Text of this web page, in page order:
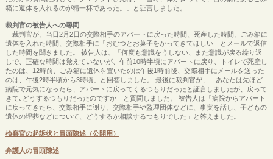
箱に遺体を入れるのが精一杯であった。」と証言しました。
裁判官の被告人への尋問
裁判官が、当日2月2日の交際相手のアパートに戻った時間、死産した時間、ごみ箱に
遺体を入れた時間、交際相手に「おむつとお菓子をかってきてほしい」とメールで返信
した時間を聞きました。 被告人は、「何度も意識をうしない、また意識が戻る繰り返
しで、正確な時間は覚えていないが、午前10時半頃にアパートに戻り、トイレで死産し
たのは、12時前、ごみ箱に遺体を置いたのは午後1時前後、交際相手にメールを送った
のは、午後2時半頃から3時頃」と回答しました。 最後に裁判官が、「あなたは先ほど
病院で元気になったら、アパートに戻ってくるつもりだったと証言しましたが、戻って
きて､どうするつもりだったのですか」と質問しました。 被告人は「病院からアパート
に戻ってきたら、交際相手に謝り、交際相手や監理団体などに、事実を話し、子どもの
遺体の埋葬などについて、どうするか相談するつもりでした」と答えました。
検察官の起訴状と冒頭陳述（公開用）
弁護人の冒頭陳述